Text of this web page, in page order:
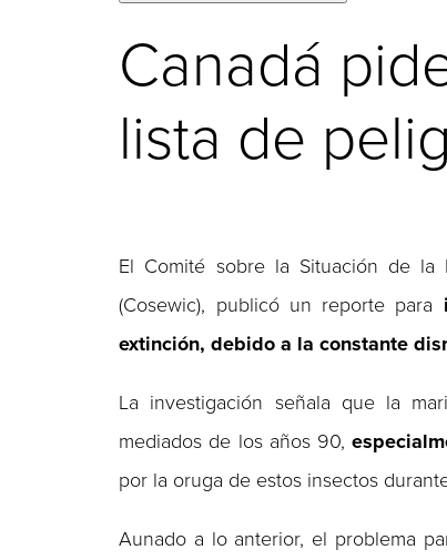
Canadá
lista de
El Comité sobre la Situación de la
(Cosewic), publicó un reporte para
extinción, debido a la constante
La investigación señala que la
mediados de los años 90,
por la oruga de estos insectos
Aunado a lo anterior, el problema